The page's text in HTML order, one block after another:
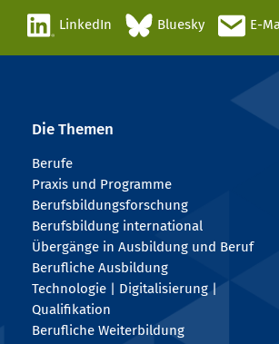
LinkedIn Bluesky E-
Die Themen
Berufe
Praxis und Programme
Berufsbildungsforschung
Berufsbildung international
Übergänge in Ausbildung und Beruf
Berufliche Ausbildung
Technologie | Digitalisierung |
Qualifikation
Berufliche Weiterbildung